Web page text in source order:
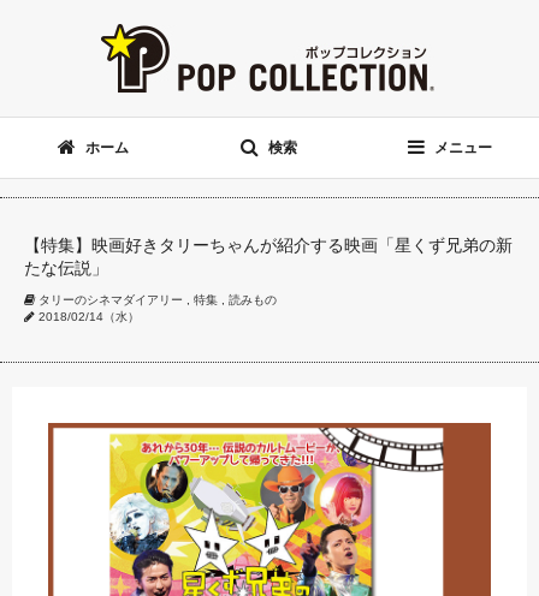
ホーム 検索 メニュー
【特集】映画好きタリーちゃんが紹介する映画「星くず兄弟の新
たな伝説」
タリーのシネマダイアリー 特集
読みもの
2018/02/14（水）